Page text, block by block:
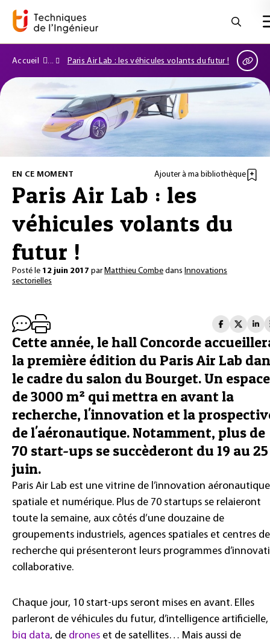
Accueil Paris Air Lab : les véhicules volants du futur !
EN CE MOMENT Ajouter à ma bibliothèque
Paris Air Lab : les
véhicules volants du
futur !
Posté le 12 juin 2017 parMatthieu Combe dans Innovations
sectorielles
Cette année, le hall Concorde
la première édition du Paris Air Lab
le cadre du salon du Bourget. Un espace
de 3000 m² qui mettra en avant la
recherche, l'innovation et la
de l'aéronautique. Notamment, plus de
70 start-ups se succèderont du 19 au 25
juin.
Paris Air Lab est une vitrine de l’innovation
spatiale et numérique. Plus de 70 startups se relaieront
toute la semaine, aux côtés d’une douzaine de
groupements industriels, agences spatiales et centres de
recherche qui présenteront leurs programmes
collaborative.
Chaque jour, 10 start-ups seront mises en avant. Elles
parleront de véhicules du futur, d’intelligence artificielle,
big data, de drones et de satellites… Mais aussi de